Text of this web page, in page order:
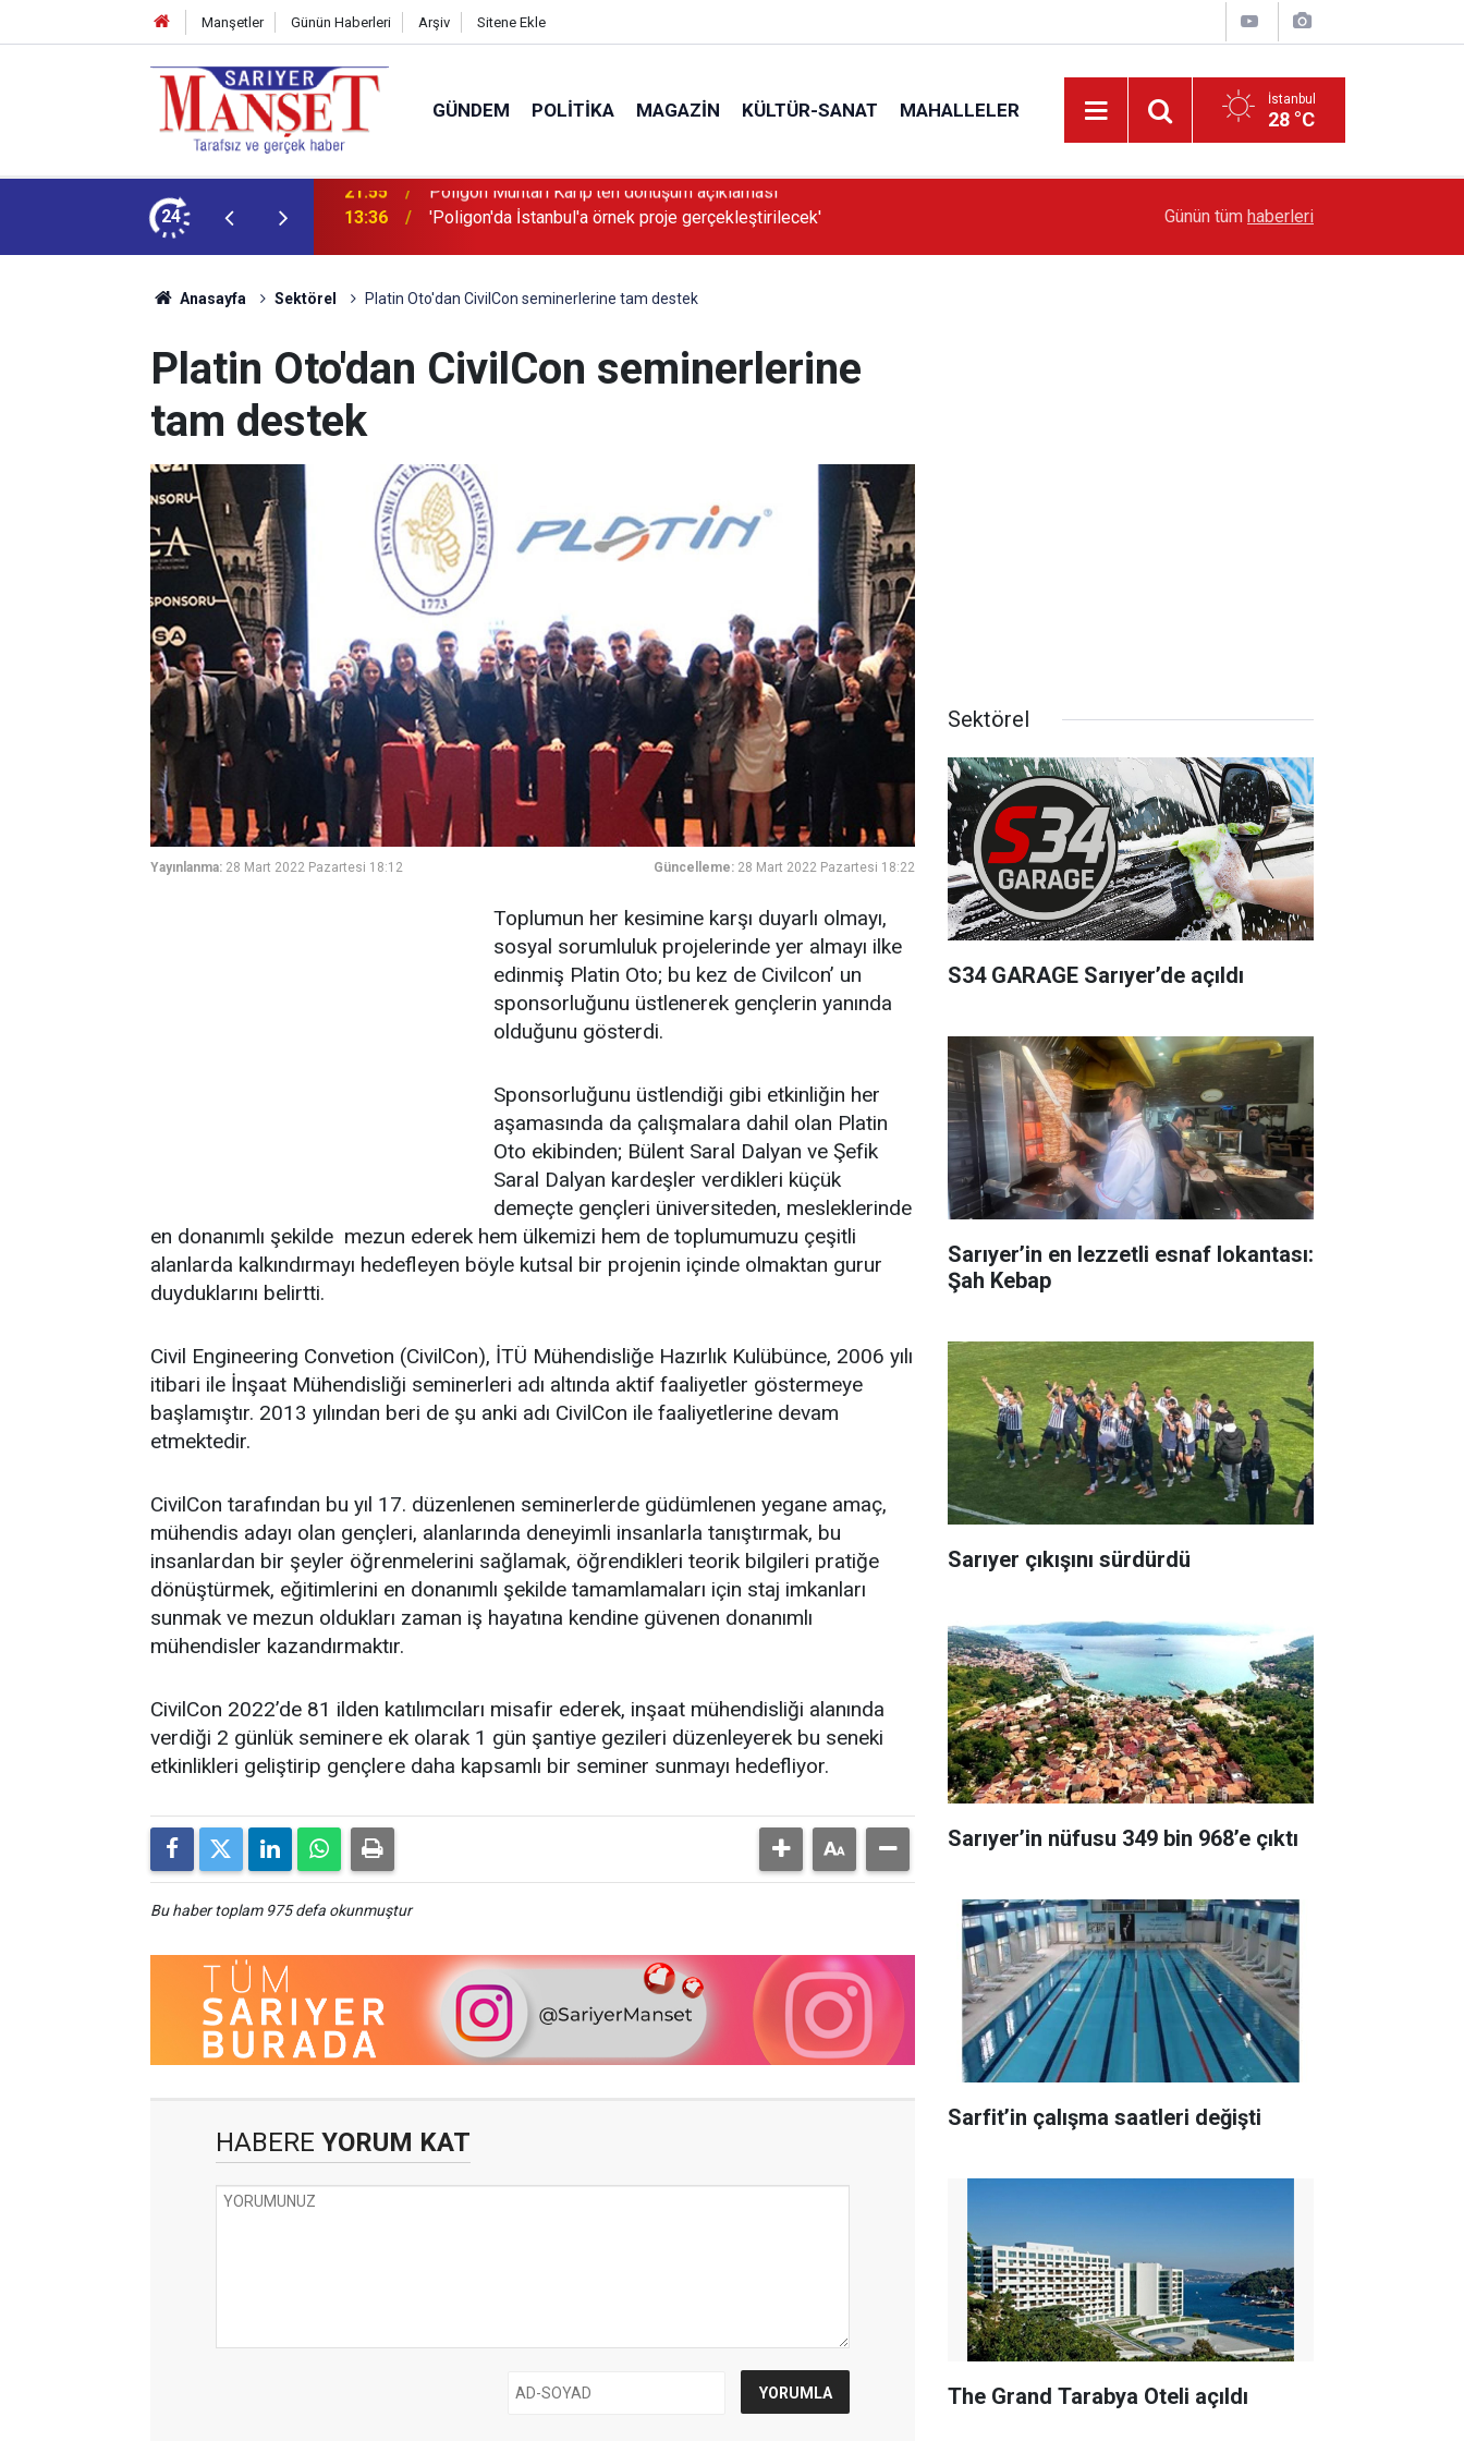
Manşetler Günün Haberleri Arşiv Sitene Ekle
GÜNDEM POLITIKA MAGAZIN KÜLTÜR-SANAT MAHALLELER İstanbul
28 °C
24 13:36 'Poligon'da İstanbul'a örnek proje gerçekleştirilecek' Sarıyer’de Edebiyat Rüzgârı Esecek
Günün tüm haberleri
Anasayfa Sektörel Platin Oto'dan CivilCon seminerlerine tam destek
Platin Oto'dan CivilCon seminerlerine
tam destek
Yayınlanma: 28 Mart 2022 Pazartesi 18:12 Güncelleme: 28 Mart 2022 Pazartesi 18:22
Toplumun her kesimine karşı duyarlı olmayı,
sosyal sorumluluk projelerinde yer almayı ilke
edinmiş Platin Oto; bu kez de Civilcon’ un
sponsorluğunu üstlenerek gençlerin yanında
olduğunu gösterdi.
Sponsorluğunu üstlendiği gibi etkinliğin her
aşamasında da çalışmalara dahil olan Platin
Oto ekibinden; Bülent Saral Dalyan ve Şefik
Saral Dalyan kardeşler verdikleri küçük
demeçte gençleri üniversiteden, mesleklerinde
en donanımlı şekilde mezun ederek hem ülkemizi hem de toplumumuzu çeşitli
alanlarda kalkındırmayı hedefleyen böyle kutsal bir projenin içinde olmaktan gurur
duyduklarını belirtti.
Civil Engineering Convetion (CivilCon), İTÜ Mühendisliğe Hazırlık Kulübünce, 2006 yılı
itibari ile İnşaat Mühendisliği seminerleri adı altında aktif faaliyetler göstermeye
başlamıştır. 2013 yılından beri de şu anki adı CivilCon ile faaliyetlerine devam
etmektedir.
CivilCon tarafından bu yıl 17. düzenlenen seminerlerde güdümlenen yegane amaç,
mühendis adayı olan gençleri, alanlarında deneyimli insanlarla tanıştırmak, bu
insanlardan bir şeyler öğrenmelerini sağlamak, öğrendikleri teorik bilgileri pratiğe
dönüştürmek, eğitimlerini en donanımlı şekilde tamamlamaları için staj imkanları
sunmak ve mezun oldukları zaman iş hayatına kendine güvenen donanımlı
mühendisler kazandırmaktır.
CivilCon 2022’de 81 ilden katılımcıları misafir ederek, inşaat mühendisliği alanında
verdiği 2 günlük seminere ek olarak 1 gün şantiye gezileri düzenleyerek bu seneki
etkinlikleri geliştirip gençlere daha kapsamlı bir seminer sunmayı hedefliyor.
Bu haber toplam 975 defa okunmuştur
HABERE YORUM KAT
Sektörel
S34 GARAGE Sarıyer’de açıldı
Sarıyer’in en lezzetli esnaf lokantası:
Şah Kebap
Sarıyer çıkışını sürdürdü
Sarıyer’in nüfusu 349 bin 968’e çıktı
Sarfit’in çalışma saatleri değişti
The Grand Tarabya Oteli açıldı